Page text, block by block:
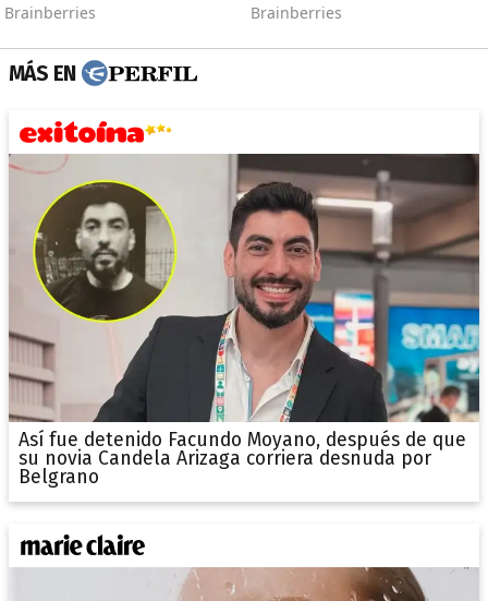
MÁS EN
Así fue detenido Facundo Moyano, después de que
su novia Candela Arizaga corriera desnuda por
Belgrano